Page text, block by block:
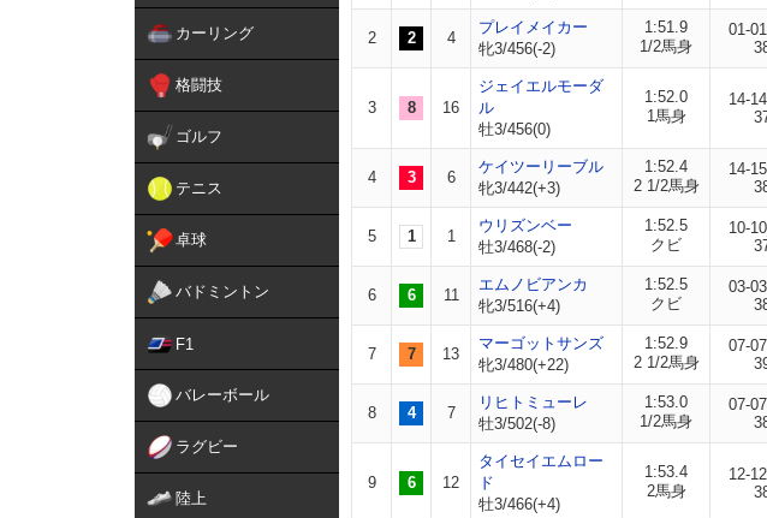
カーリング
格闘技
ゴルフ
テニス
卓球
バドミントン
F1
バレーボール
ラグビー
陸上
2 2 4
プレイメイカー
牝3/456(-2)
1:51.9
1/2馬身
01-
3 8 16
ジェイエルモーダ
ル
牡3/456(0)
1:52.0
1馬身
14-
4 3 6
ケイツーリーブル
牝3/442(+3)
1:52.4
2 1/2馬身
14-
5 1 1
ウリズンベー
牡3/468(-2)
1:52.5
クビ
10-
6 6 11
エムノビアンカ
牝3/516(+4)
1:52.5
クビ
03-
7 7 13
マーゴットサンズ
牝3/480(+22)
1:52.9
2 1/2馬身
07-
8 4 7
リヒトミューレ
牡3/502(-8)
1:53.0
1/2馬身
07-
9 6 12
タイセイエムロー
ド
牡3/466(+4)
1:53.4
2馬身
12-